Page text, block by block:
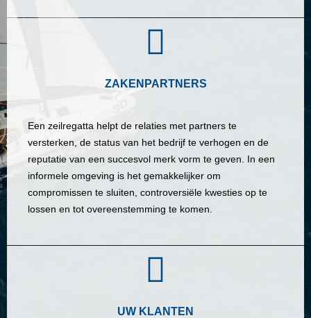
ZAKENPARTNERS
Een zeilregatta helpt de relaties met partners te
versterken, de status van het bedrijf te verhogen en de
reputatie van een succesvol merk vorm te geven. In een
informele omgeving is het gemakkelijker om
compromissen te sluiten, controversiële kwesties op te
lossen en tot overeenstemming te komen.
UW KLANTEN